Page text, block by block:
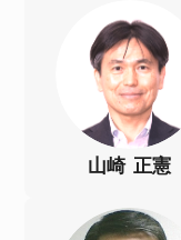
山崎 正憲